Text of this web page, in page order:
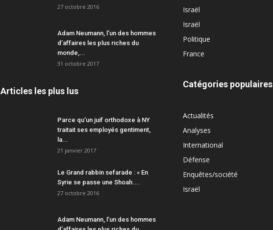
27 octobre 2016
Adam Neumann, l’un des hommes
d’affaires les plus riches du
monde,...
31 octobre 2017
Articles les plus lus
Parce qu’un juif orthodoxe à NY
traitait ses employés gentiment,
la...
21 janvier 2017
Le Grand rabbin sefarade : « En
Syrie se passe une Shoah....
27 octobre 2016
Adam Neumann, l’un des hommes
Israël
Israël
Politique
France
Catégories populaires
Actualités
Analyses
International
Défense
Enquêtes/société
Israël